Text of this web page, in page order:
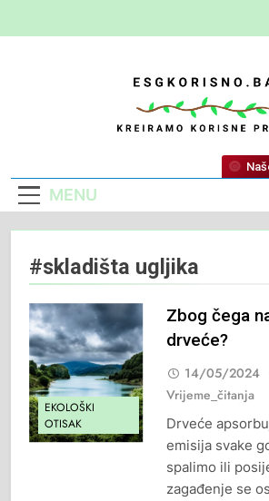
ESG
Kreiramo Korisne Priče
MENU
#skladišta ugljika
EKOLOŠKI
OTISAK
Zbog čega
drveće?
14/05/2024
Vrijeme_čitanja
Drveće
emisija svake
spalimo ili
zagađenje se